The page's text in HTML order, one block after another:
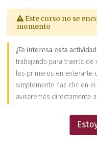
Este curso no se
momento
¿Te interesa esta
trabajando para traerla de
los primeros en enterarte
simplemente haz clic en
avisaremos directamente